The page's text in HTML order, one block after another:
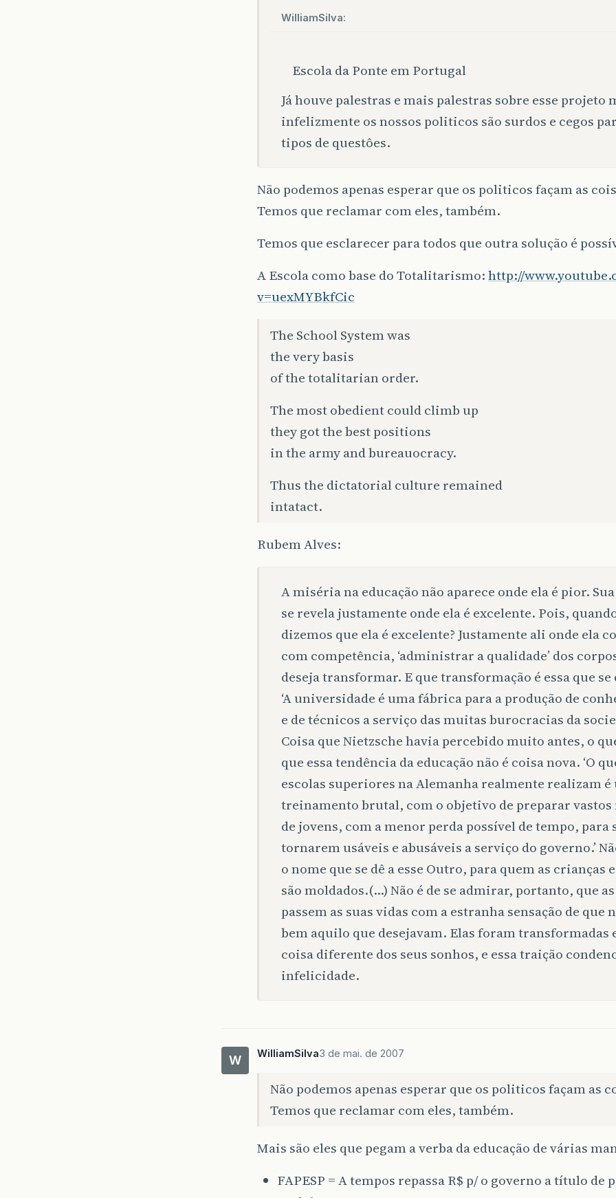
WilliamSilva:
Escola da Ponte em Portugal
Já houve palestras e mais palestras sobre esse projeto
infelizmente os nossos politicos são surdos e cegos
tipos de questôes.
Não podemos apenas esperar que os politicos façam as
Temos que reclamar com eles, também.
Temos que esclarecer para todos que outra solução é
A Escola como base do Totalitarismo:http://
v=uexMYBkfCic
The School System was
the very basis
of the totalitarian order.
The most obedient could climb up
they got the best positions
in the army and bureauocracy.
Thus the dictatorial culture remained
intatact.
Rubem Alves:
A miséria na educação não aparece onde ela é pior.
se revela justamente onde ela é excelente. Pois,
dizemos que ela é excelente? Justamente ali onde ela
com competência, ‘administrar a qualidade’ dos
deseja transformar. E que transformação é essa que se
‘A universidade é uma fábrica para a produção de
e de técnicos a serviço das muitas burocracias da
Coisa que Nietzsche havia percebido muito antes, o
que essa tendência da educação não é coisa nova. ‘O
escolas superiores na Alemanha realmente realizam é
treinamento brutal, com o objetivo de preparar vastos
de jovens, com a menor perda possível de tempo, para
tornarem usáveis e abusáveis a serviço do governo.’
o nome que se dê a esse Outro, para quem as crianças
são moldados.(…) Não é de se admirar, portanto, que as
passem as suas vidas com a estranha sensação de que
bem aquilo que desejavam. Elas foram transformadas
coisa diferente dos seus sonhos, e essa traição
infelicidade.
W WilliamSilva3 de mai. de 2007
Não podemos apenas esperar que os politicos façam as
Temos que reclamar com eles, também.
Mais são eles que pegam a verba da educação de várias
FAPESP = A tempos repassa R$ p/ o governo a título de